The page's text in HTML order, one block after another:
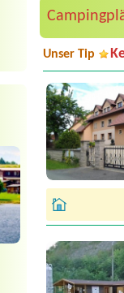
Unser Tip